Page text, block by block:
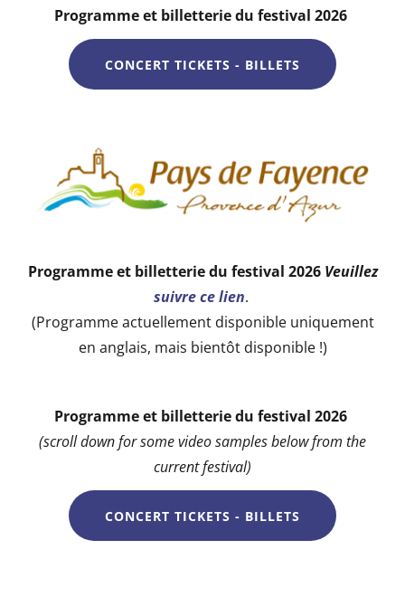
Programme et billetterie du festival 2026
CONCERT TICKETS - BILLETS
Programme et billetterie du festival 2026 Veuillez
suivre ce lien.
(Programme actuellement disponible uniquement
en anglais, mais bientôt disponible !)
Programme et billetterie du festival 2026
(scroll down for some video samples below from the
current festival)
CONCERT TICKETS - BILLETS